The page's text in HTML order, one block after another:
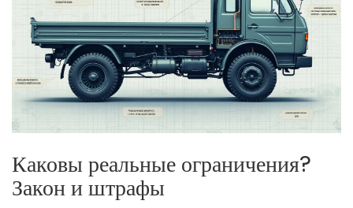
Каковы реальные ограничения?
Закон и штрафы